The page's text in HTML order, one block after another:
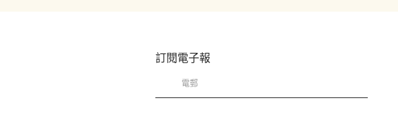
訂閱電子報